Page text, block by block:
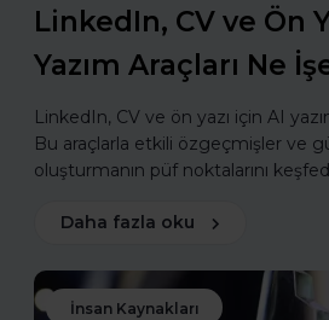
LinkedIn, CV ve Ön
Yazım Araçları Ne
LinkedIn, CV ve ön yazı için AI
Bu araçlarla etkili özgeçmişler ve
oluşturmanın püf noktalarını
Daha fazla oku
İnsan Kaynakları